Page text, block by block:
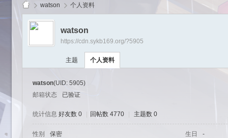
watson 个人资料
watson
https://cdn.sykb169.org/?5905
主题 个人资料
watson(UID: 5905)
邮箱状态
已验证
统计信息 好友数 0 回帖数 4770 主题数 0
性别 保密 生日 -